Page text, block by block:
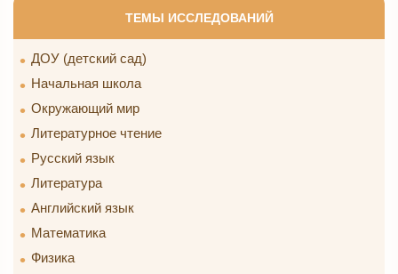
ТЕМЫ ИССЛЕДОВАНИЙ
ДОУ (детский сад)
Начальная школа
Окружающий мир
Литературное чтение
Русский язык
Литература
Английский язык
Математика
Физика